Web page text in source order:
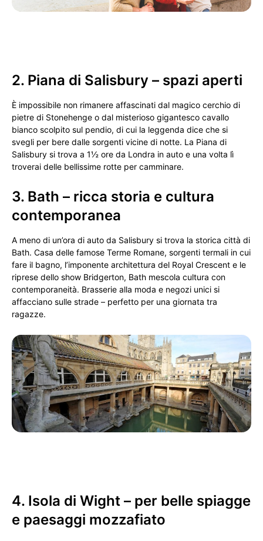
2. Piana di Salisbury – spazi aperti
È impossibile non rimanere affascinati dal magico cerchio di
pietre di Stonehenge o dal misterioso gigantesco cavallo
bianco scolpito sul pendio, di cui la leggenda dice che si
svegli per bere dalle sorgenti vicine di notte. La Piana di
Salisbury si trova a 1½ ore da Londra in auto e una volta lì
troverai delle bellissime rotte per camminare.
3. Bath – ricca storia e cultura
contemporanea
A meno di un’ora di auto da Salisbury si trova la storica città di
Bath. Casa delle famose Terme Romane, sorgenti termali in cui
fare il bagno, l’imponente architettura del Royal Crescent e le
riprese dello show Bridgerton, Bath mescola cultura con
contemporaneità. Brasserie alla moda e negozi unici si
affacciano sulle strade – perfetto per una giornata tra
ragazze.
4. Isola di Wight – per belle spiagge
e paesaggi mozzafiato